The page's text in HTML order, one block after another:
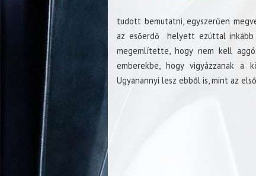
tudott bemutatni, egyszerűen
az esőerdő helyett ezúttal inkább
megemlítette, hogy nem kell
emberekbe, hogy vigyázzanak a
Ugyanannyi lesz ebből is, mint az